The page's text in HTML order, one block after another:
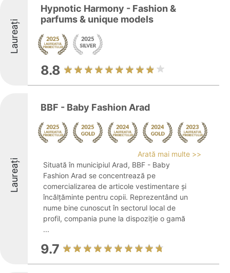
Laureați
Hypnotic Harmony - Fashion &
parfums & unique models
8.8
Laureați
BBF - Baby Fashion Arad
Arată mai multe >>
Situată în municipiul Arad, BBF - Baby
Fashion Arad se concentrează pe
comercializarea de articole vestimentare și
încălțăminte pentru copii. Reprezentând un
nume bine cunoscut în sectorul local de
profil, compania pune la dispoziție o gamă
...
9.7